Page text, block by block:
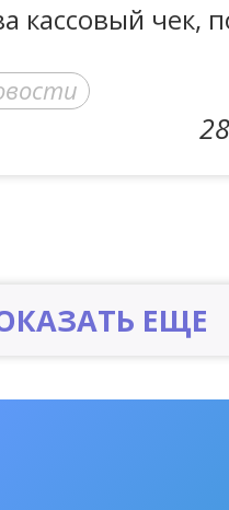
кассовый чек,
ЕЩЕ